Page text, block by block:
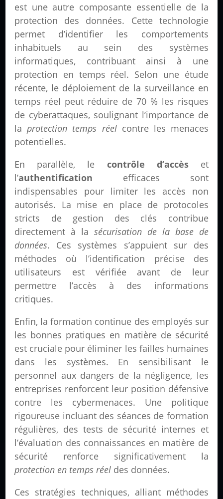
est une autre composante essentielle de la
protection des données. Cette technologie
permet d’identifier les comportements
inhabituels au sein des systèmes
informatiques, contribuant ainsi à une
protection en temps réel. Selon une étude
récente, le déploiement de la surveillance en
temps réel peut réduire de 70 % les risques
de cyberattaques, soulignant l’importance de
laprotection temps réelcontre les menaces
potentielles.
En parallèle, le contrôle d’accèset
l’authentification efficaces sont
indispensables pour limiter les accès non
autorisés. La mise en place de protocoles
stricts de gestion des clés contribue
directement à lasécurisation de la base de
données. Ces systèmes s’appuient sur des
méthodes où l’identification précise des
utilisateurs est vérifiée avant de leur
permettre l’accès à des informations
critiques.
Enfin, la formation continue des employés sur
les bonnes pratiques en matière de sécurité
est cruciale pour éliminer les failles humaines
dans les systèmes. En sensibilisant le
personnel aux dangers de la négligence, les
entreprises renforcent leur position défensive
contre les cybermenaces. Une politique
rigoureuse incluant des séances de formation
régulières, des tests de sécurité internes et
l’évaluation des connaissances en matière de
sécurité renforce significativement la
protection en temps réel des données.
Ces stratégies techniques, alliant méthodes